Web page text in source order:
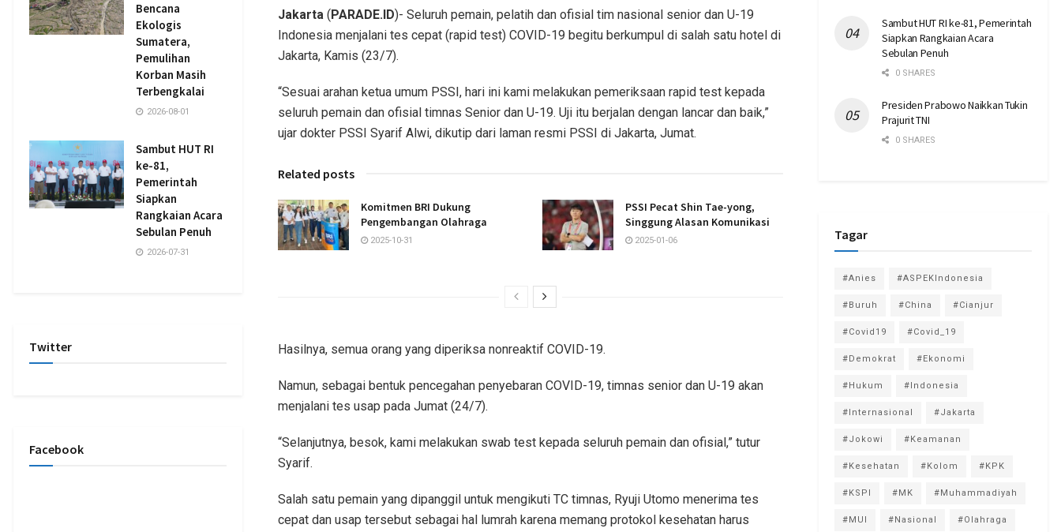
Jakarta (PARADE.ID)- Seluruh pemain, pelatih dan ofisial tim nasional senior dan U-19
Indonesia menjalani tes cepat (rapid test) COVID-19 begitu berkumpul di salah satu hotel di
Jakarta, Kamis (23/7).
“Sesuai arahan ketua umum PSSI, hari ini kami melakukan pemeriksaan rapid test kepada
seluruh pemain dan ofisial timnas Senior dan U-19. Uji itu berjalan dengan lancar dan baik,”
ujar dokter PSSI Syarif Alwi, dikutip dari laman resmi PSSI di Jakarta, Jumat.
Related posts
Komitmen BRI Dukung
Pengembangan Olahraga
2025-10-31
PSSI Pecat Shin Tae-yong,
Singgung Alasan Komunikasi
2025-01-06
Hasilnya, semua orang yang diperiksa nonreaktif COVID-19.
Namun, sebagai bentuk pencegahan penyebaran COVID-19, timnas senior dan U-19 akan
menjalani tes usap pada Jumat (24/7).
“Selanjutnya, besok, kami melakukan swab test kepada seluruh pemain dan ofisial,” tutur
Syarif.
Salah satu pemain yang dipanggil untuk mengikuti TC timnas, Ryuji Utomo menerima tes
cepat dan usap tersebut sebagai hal lumrah karena memang protokol kesehatan harus
Bencana
Ekologis
Sumatera,
Pemulihan
Korban Masih
Terbengkalai
2026-08-01
Sambut HUT RI
ke-81,
Pemerintah
Siapkan
Rangkaian Acara
Sebulan Penuh
2026-07-31
Twitter
Facebook
Sambut HUT RI ke-81, Pemerintah
Siapkan Rangkaian Acara
Sebulan Penuh
0 SHARES
Presiden Prabowo Naikkan Tukin
Prajurit TNI
0 SHARES
Tagar
#Anies #ASPEKIndonesia
#Buruh #China #Cianjur
#Covid19 #Covid_19
#Demokrat #Ekonomi
#Hukum #Indonesia
#Internasional #Jakarta
#Jokowi #Keamanan
#Kesehatan #Kolom #KPK
#KSPI #MK #Muhammadiyah
#MUI #Nasional #Olahraga